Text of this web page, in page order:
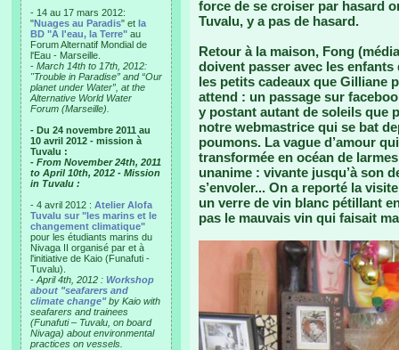
- 14 au 17 mars 2012:
"Nuages au Paradis" et la
BD "A l'eau, la Terre" au
Forum Alternatif Mondial de
l'Eau - Marseille.
- March 14th to 17th, 2012:
"Trouble in Paradise” and “Our
planet under Water”, at the
Alternative World Water
Forum (Marseille).
- Du 24 novembre 2011 au
10 avril 2012 - mission à
Tuvalu :
- From November 24th, 2011
to April 10th, 2012 - Mission
in Tuvalu :
- 4 avril 2012 : Atelier Alofa
Tuvalu sur "les marins et le
changement climatique"
pour les étudiants marins du
Nivaga II organisé par et à
l'initiative de Kaio (Funafuti -
Tuvalu).
- April 4th, 2012 : Workshop
about "seafarers and
climate change"by Kaio with
seafarers and trainees
(Funafuti – Tuvalu, on board
Nivaga) about environmental
practices on vessels.
force de se croiser par hasard
Tuvalu, y a pas de hasard.
Retour à la maison, Fong
doivent passer avec les
les petits cadeaux que Gilliane
attend : un passage sur
y postant autant de soleils que
notre webmastrice qui se bat
poumons. La vague d’amour
transformée en océan de
unanime : vivante jusqu’à son
s’envoler... On a reporté la
un verre de vin blanc pétillant
pas le mauvais vin qui faisait